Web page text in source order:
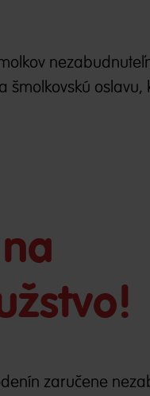
oslavu,
zaručene